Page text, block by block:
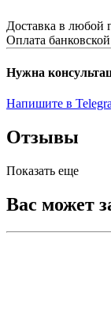
Доставка в любой
Оплата
Нужна
Напишите в
Отзывы
Показать еще
Вас может